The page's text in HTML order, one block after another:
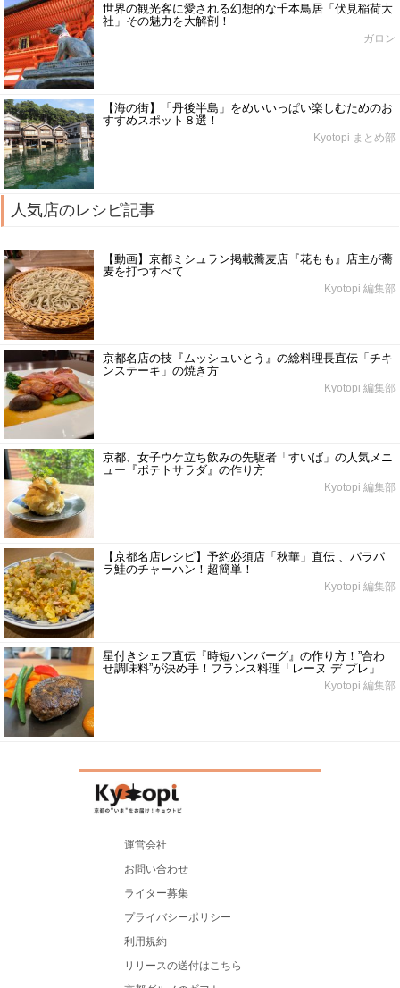
世界の観光客に愛される幻想的な千本鳥居「伏見稲荷大
社」その魅力を大解剖！
ガロン
【海の街】「丹後半島」をめいいっぱい楽しむためのお
すすめスポット８選！
Kyotopi まとめ部
人気店のレシピ記事
【動画】京都ミシュラン掲載蕎麦店『花もも』店主が蕎
麦を打つすべて
Kyotopi 編集部
京都名店の技『ムッシュいとう』の総料理長直伝「チキ
ンステーキ」の焼き方
Kyotopi 編集部
京都、女子ウケ立ち飲みの先駆者「すいば」の人気メニ
ュー『ポテトサラダ』の作り方
Kyotopi 編集部
【京都名店レシピ】予約必須店「秋華」直伝 、パラパ
ラ鮭のチャーハン！超簡単！
Kyotopi 編集部
星付きシェフ直伝『時短ハンバーグ』の作り方！”合わ
せ調味料”が決め手！フランス料理「レーヌ デ プレ」
Kyotopi 編集部
運営会社
お問い合わせ
ライター募集
プライバシーポリシー
利用規約
リリースの送付はこちら